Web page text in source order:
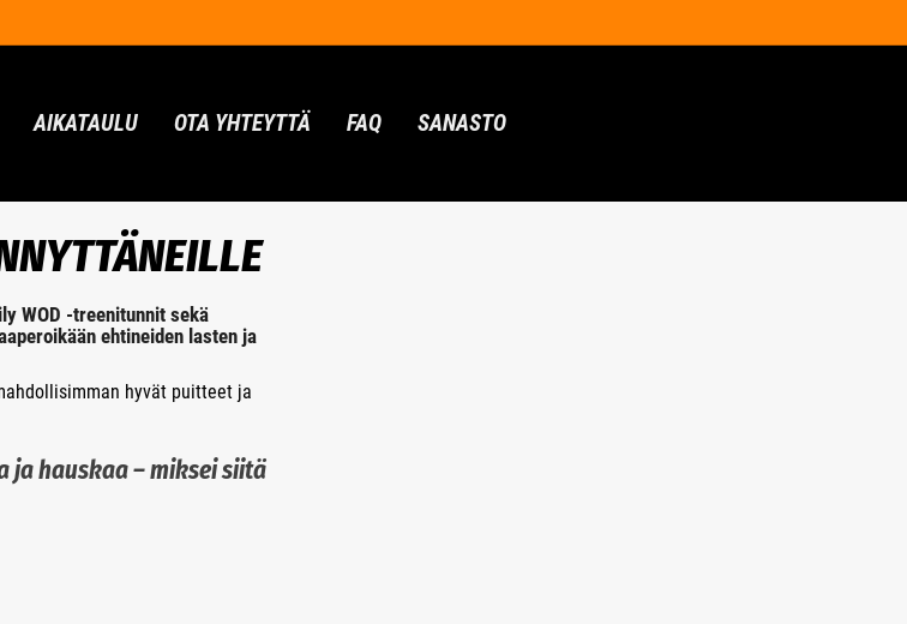
AIKATAULU OTA YHTEYTTÄ FAQ SANASTO
WOD -treenitunnit sekä
ehtineiden lasten ja
hyvät puitteet ja
ja hauskaa – miksei siitä